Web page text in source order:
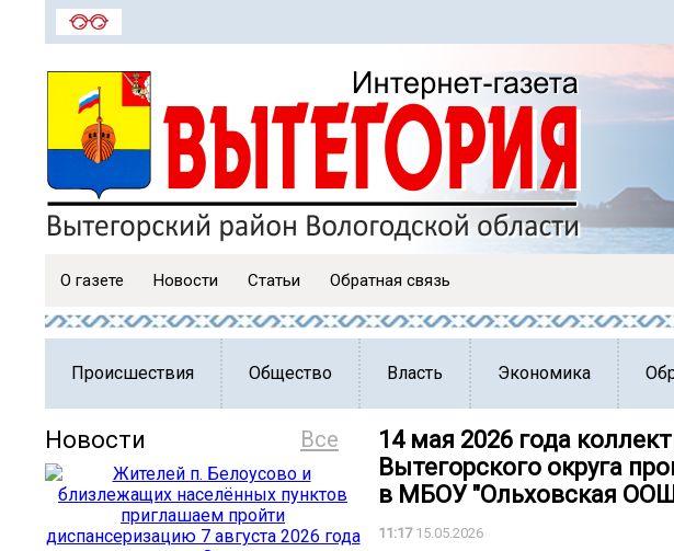
О газете Новости Статьи Обратная связь
Происшествия Общество Власть Экономика
Все
Новости
14 мая 2026 года
Вытегорского округа
в МБОУ "Ольховская
11:1715.05.2026